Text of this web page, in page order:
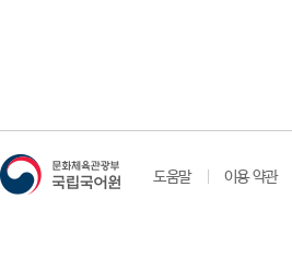
도움말 이용 약관